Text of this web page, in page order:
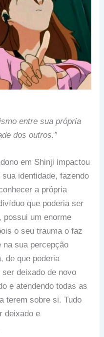
entre sua própria
dos outros.”
em Shinji impactou
identidade, fazendo
a própria
que poderia ser
possui um enorme
o seu trauma o faz
na sua percepção
de que poderia
deixado de novo
e atendendo todas as
terem sobre si. Tudo
deixado e